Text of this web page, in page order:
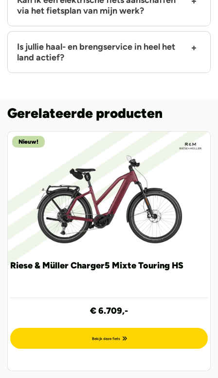
via het fietsplan van mijn werk?
Is jullie haal- en brengservice in heel het
land actief?
Gerelateerde producten
Riese & Müller Charger5 Mixte Touring HS
€ 6.709,-
Bekijk deze fiets
Nieuw!